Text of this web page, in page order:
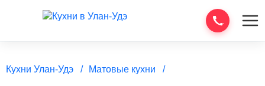
Кухни Улан-Удэ Матовые кухни